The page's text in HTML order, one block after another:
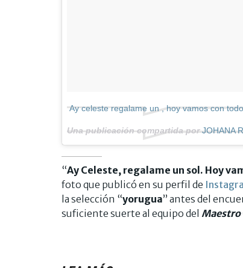
Ay celeste regalame un , hoy vamos con
Una publicación compartida porJOHANA
“Ay Celeste, regalame un sol. Hoy
foto que publicó en su perfil de
la selección “yorugua” antes del
suficiente suerte al equipo del Maestro